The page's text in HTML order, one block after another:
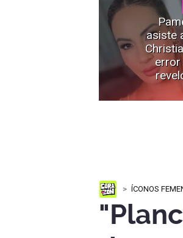
asiste
error
ÍCONOS